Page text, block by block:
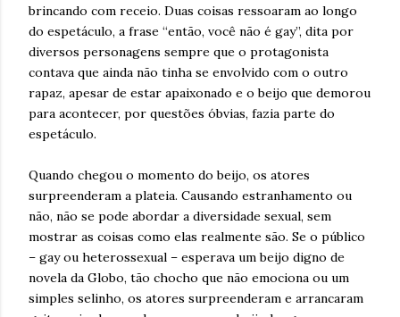
brincando com receio. Duas coisas ressoaram ao longo
do espetáculo, a frase “então, você não é gay”, dita por
diversos personagens sempre que o protagonista
contava que ainda não tinha se envolvido com o outro
rapaz, apesar de estar apaixonado e o beijo que demorou
para acontecer, por questões óbvias, fazia parte do
espetáculo.
Quando chegou o momento do beijo, os atores
surpreenderam a plateia. Causando estranhamento ou
não, não se pode abordar a diversidade sexual, sem
mostrar as coisas como elas realmente são. Se o público
– gay ou heterossexual – esperava um beijo digno de
novela da Globo, tão chocho que não emociona ou um
simples selinho, os atores surpreenderam e arrancaram